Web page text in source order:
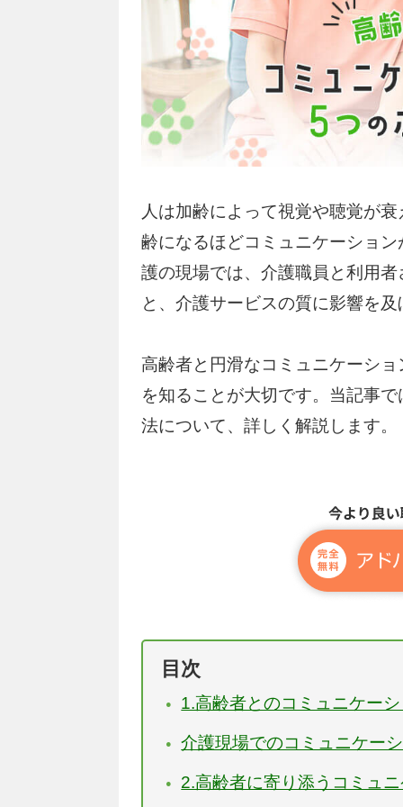
人は加齢によって視覚や聴覚が
齢になるほどコミュニケーショ
護の現場では、介護職員と利用
と、介護サービスの質に影響を
高齢者と円滑なコミュニケーシ
を知ることが大切です。当記事
法について、詳しく解説します。
目次
1.高齢者とのコミュニケー
介護現場でのコミュニケー
2.高齢者に寄り添うコミュ